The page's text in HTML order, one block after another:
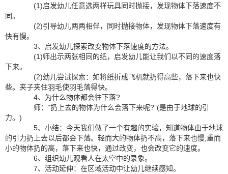
(1)启发幼儿任意选两样玩具同时抛接，发现物体下落速度不
同。
(2)引导幼儿两两相伴，同时抛接物体，发现物体下落速度有
快有慢。
3、启发幼儿探索改变物体下落速度的方法。
(1)师出示两张相同的纸，启发幼儿能让我们以不同的速度落
下来。
(2)幼儿尝试探索：如将纸折成飞机就扔得高些，落下来也快
些。夹子夹住羽毛使羽毛落得快。
4、为什么物体都会往下落?
师：“扔上去的物体为什么会落下来呢?”(是由于地球的引
力。)
5、小结：今天我们做了一个有趣的实验，知道物体由于地球
的引力扔上去以后都会下落。轻而大的物体扔不高，落下来也慢;重而
小的物体扔的高，落下来也快，通过改变，也会改变它的速度。
6、组织幼儿观看人在太空中的录象。
7、活动延伸：在区域活动中让幼儿继续感知。